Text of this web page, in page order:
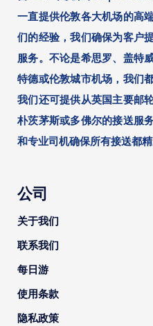
一直提供伦敦各大机场的高
们的经验，我们确保为客户
服务。不论是希思罗、盖特
特德或伦敦城市机场，我们
我们还可提供从英国主要邮
朴茨茅斯或多佛尔的接送服
和专业司机确保所有接送都精
公司
关于我们
联系我们
每日游
使用条款
隐私政策